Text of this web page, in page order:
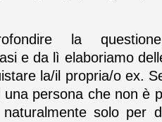
la
e da lì elaboriamo
la/il propria/o ex.
persona che non è
solo per